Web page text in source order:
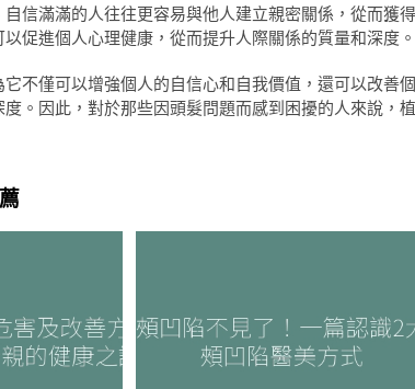
信滿滿的人往往更容易與他人建立親密關係，從而獲得
促進個人心理健康，從而提升人際關係的質量和深度。
不僅可以增強個人的自信心和自我價值，還可以改善個
。因此，對於那些因頭髮問題而感到困擾的人來說，植